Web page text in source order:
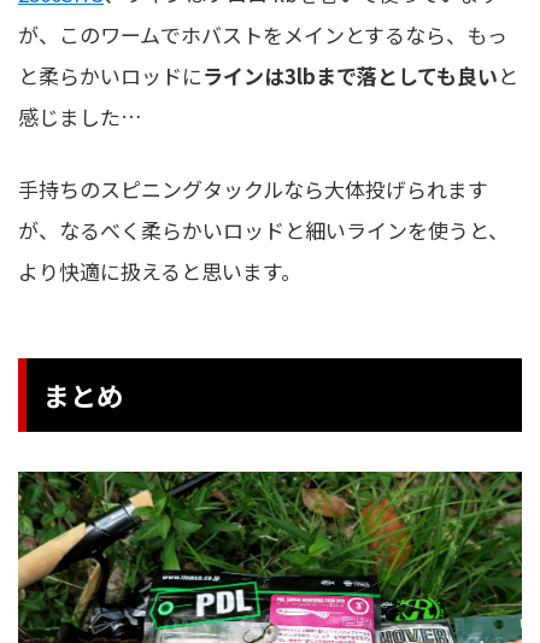
が、このワームでホバストをメインとするなら、もっ
と柔らかいロッドにラインは3lbまで落としても良いと
感じました…
手持ちのスピニングタックルなら大体投げられます
が、なるべく柔らかいロッドと細いラインを使うと、
より快適に扱えると思います。
まとめ